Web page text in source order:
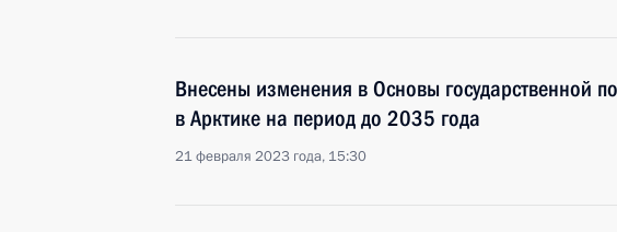
Внесены изменения в Основы государственной
в Арктике на период до 2035 года
21 февраля 2023 года, 15:30